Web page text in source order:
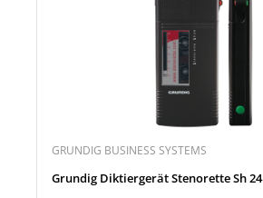
GRUNDIG BUSINESS SYSTEMS
Grundig Diktiergerät Stenorette Sh 24